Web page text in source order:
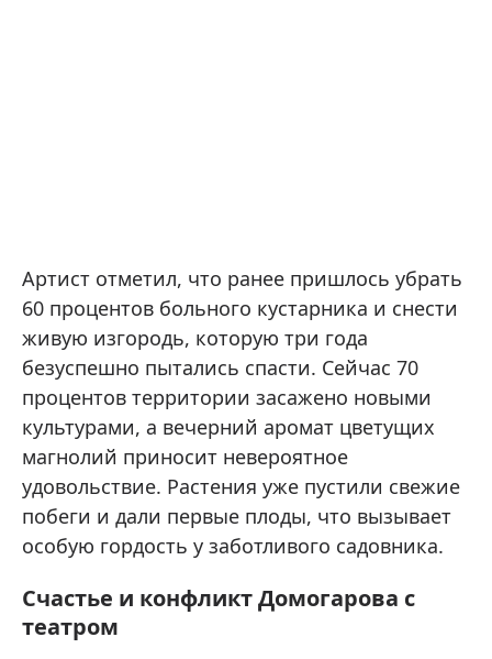
Артист отметил, что ранее пришлось убрать
60 процентов больного кустарника и снести
живую изгородь, которую три года
безуспешно пытались спасти. Сейчас 70
процентов территории засажено новыми
культурами, а вечерний аромат цветущих
магнолий приносит невероятное
удовольствие. Растения уже пустили свежие
побеги и дали первые плоды, что вызывает
особую гордость у заботливого садовника.
Счастье и конфликт Домогарова с
театром